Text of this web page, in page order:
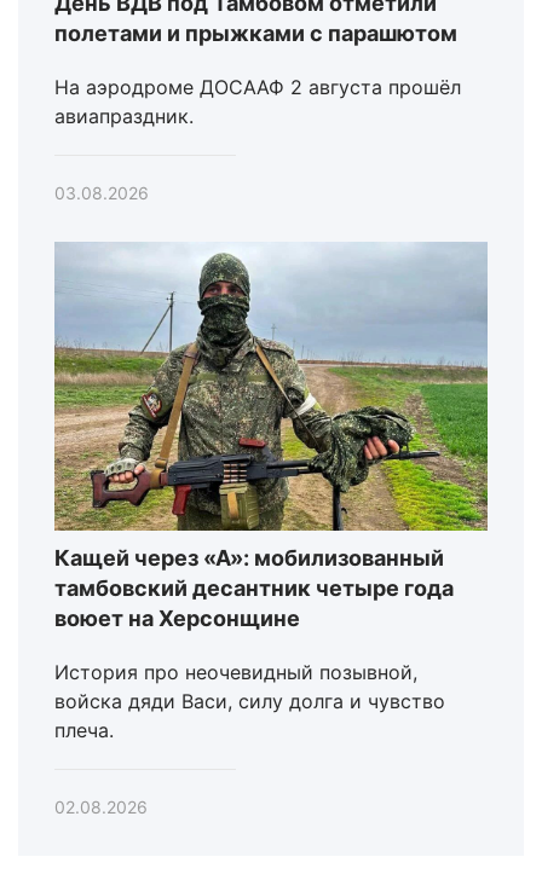
полетами и прыжками с парашютом
На аэродроме ДОСААФ 2 августа прошёл
авиапраздник.
03.08.2026
Кащей через «А»: мобилизованный
тамбовский десантник четыре года
воюет на Херсонщине
История про неочевидный позывной,
войска дяди Васи, силу долга и чувство
плеча.
02.08.2026